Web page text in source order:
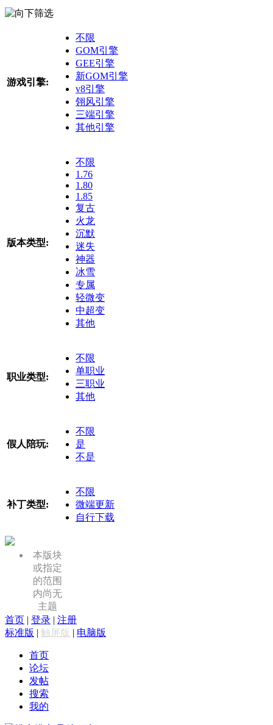
筛选
游戏引擎:
不限
GOM引擎
GEE引擎
新GOM引擎
v8引擎
翎风引擎
三端引擎
其他引擎
版本类型:
不限
1.76
1.80
1.85
复古
火龙
沉默
迷失
神器
冰雪
专属
轻微变
中超变
其他
职业类型:
不限
单职业
三职业
其他
假人陪玩:
不限
是
不是
补丁类型:
不限
微端更新
自行下载
本版块
或指定
的范围
内尚无
主题
首页 | 登录 | 注册
标准版 | 触屏版 | 电脑版
首页
论坛
发帖
搜索
我的